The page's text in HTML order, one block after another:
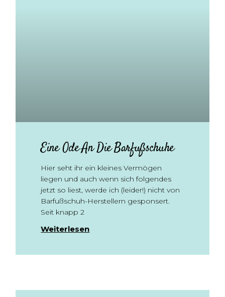
Eine Ode An Die Barfußschuhe
Hier seht ihr ein kleines Vermögen
liegen und auch wenn sich folgendes
jetzt so liest, werde ich (leider!) nicht von
Barfußschuh-Herstellern gesponsert.
Seit knapp 2
Weiterlesen